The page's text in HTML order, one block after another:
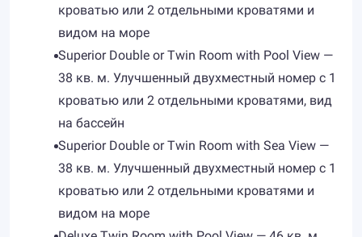
кроватью или 2 отдельными кроватями и
видом на море
Superior Double or Twin Room with Pool View —
38 кв. м. Улучшенный двухместный номер с 1
кроватью или 2 отдельными кроватями, вид
на бассейн
Superior Double or Twin Room with Sea View —
38 кв. м. Улучшенный двухместный номер с 1
кроватью или 2 отдельными кроватями и
видом на море